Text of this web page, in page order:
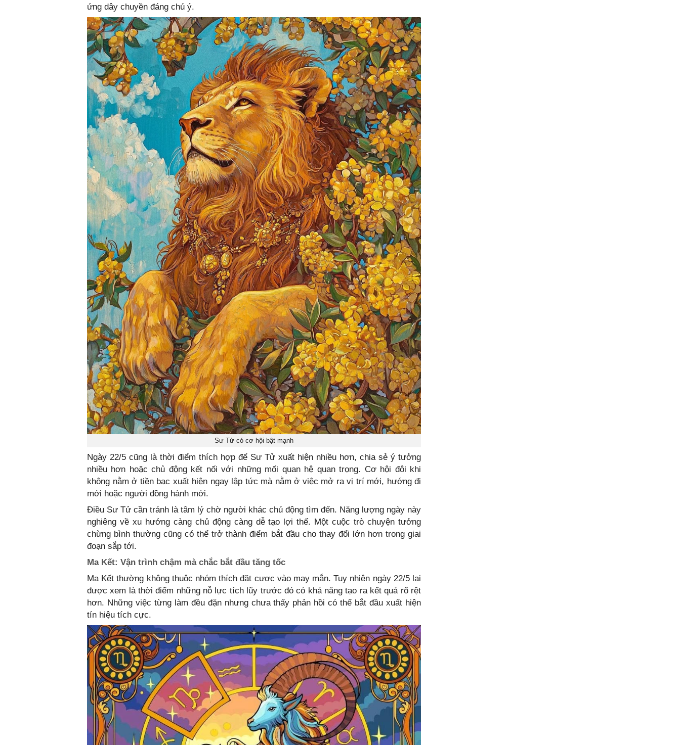
ứng dây chuyền đáng chú ý.
Sư Tử có cơ hội bật mạnh
Ngày 22/5 cũng là thời điểm thích hợp để Sư Tử xuất hiện nhiều hơn, chia sẻ ý tưởng
nhiều hơn hoặc chủ động kết nối với những mối quan hệ quan trọng. Cơ hội đôi khi
không nằm ở tiền bạc xuất hiện ngay lập tức mà nằm ở việc mở ra vị trí mới, hướng đi
mới hoặc người đồng hành mới.
Điều Sư Tử cần tránh là tâm lý chờ người khác chủ động tìm đến. Năng lượng ngày này
nghiêng về xu hướng càng chủ động càng dễ tạo lợi thế. Một cuộc trò chuyện tưởng
chừng bình thường cũng có thể trở thành điểm bắt đầu cho thay đổi lớn hơn trong giai
đoạn sắp tới.
Ma Kết: Vận trình chậm mà chắc bắt đầu tăng tốc
Ma Kết thường không thuộc nhóm thích đặt cược vào may mắn. Tuy nhiên ngày 22/5 lại
được xem là thời điểm những nỗ lực tích lũy trước đó có khả năng tạo ra kết quả rõ rệt
hơn. Những việc từng làm đều đặn nhưng chưa thấy phản hồi có thể bắt đầu xuất hiện
tín hiệu tích cực.